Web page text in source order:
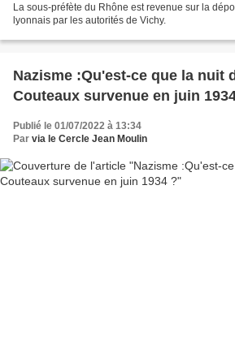
La sous-préfète du Rhône est revenue sur la
lyonnais par les autorités de Vichy.
Nazisme :Qu'est-ce que la nuit
Couteaux survenue en juin
Publié le 01/07/2022 à 13:34
Par via le Cercle Jean Moulin